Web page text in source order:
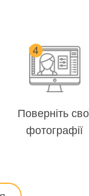
Поверніть
фотографії